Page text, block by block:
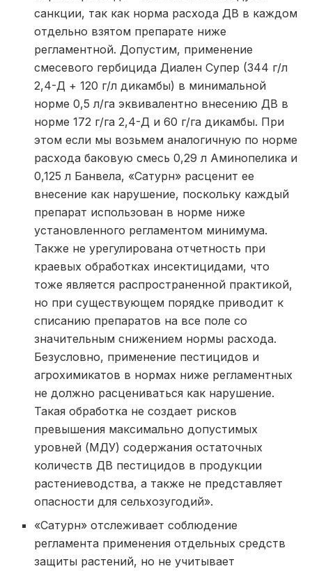
санкции, так как норма расхода ДВ в каждом
отдельно взятом препарате ниже
регламентной. Допустим, применение
смесевого гербицида Диален Супер (344 г/л
2,4-Д + 120 г/л дикамбы) в минимальной
норме 0,5 л/га эквивалентно внесению ДВ в
норме 172 г/га 2,4-Д и 60 г/га дикамбы. При
этом если мы возьмем аналогичную по норме
расхода баковую смесь 0,29 л Аминопелика и
0,125 л Банвела, «Сатурн» расценит ее
внесение как нарушение, поскольку каждый
препарат использован в норме ниже
установленного регламентом минимума.
Также не урегулирована отчетность при
краевых обработках инсектицидами, что
тоже является распространенной практикой,
но при существующем порядке приводит к
списанию препаратов на все поле со
значительным снижением нормы расхода.
Безусловно, применение пестицидов и
агрохимикатов в нормах ниже регламентных
не должно расцениваться как нарушение.
Такая обработка не создает рисков
превышения максимально допустимых
уровней (МДУ) содержания остаточных
количеств ДВ пестицидов в продукции
растениеводства, а также не представляет
опасности для сельхозугодий».
«Сатурн» отслеживает соблюдение
регламента применения отдельных средств
защиты растений, но не учитывает